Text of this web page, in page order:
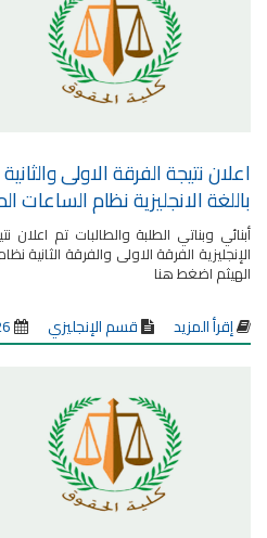
اعلان نتيجة الفرقة الاولى
باللغة الانجليزية نظام الساعات
أبنائي وبناتي الطلبة والطالبات تم اعلان
الإنجليزية الفرقة الاولى والفرقة
الهيثم اضغط هنا
إقرأ المزيد قسم الإنجليزي